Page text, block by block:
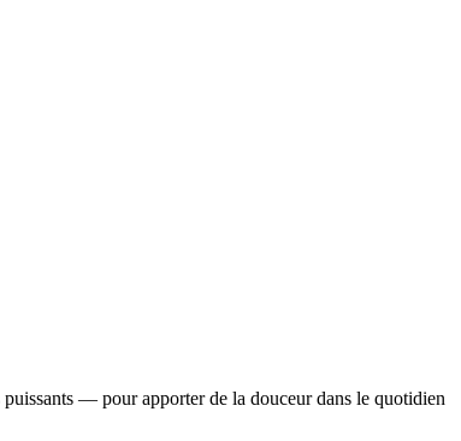
— pour apporter de la douceur dans le quotidien